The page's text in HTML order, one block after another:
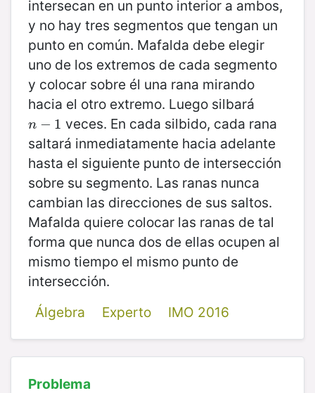
intersecan en un punto interior a ambos,
y no hay tres segmentos que tengan un
punto en común. Mafalda debe elegir
uno de los extremos de cada segmento
y colocar sobre él una rana mirando
hacia el otro extremo. Luego silbará
n − 1
n−1
veces. En cada silbido, cada rana
saltará inmediatamente hacia adelante
hasta el siguiente punto de intersección
sobre su segmento. Las ranas nunca
cambian las direcciones de sus saltos.
Mafalda quiere colocar las ranas de tal
forma que nunca dos de ellas ocupen al
mismo tiempo el mismo punto de
intersección.
Álgebra
Experto IMO 2016
Problema